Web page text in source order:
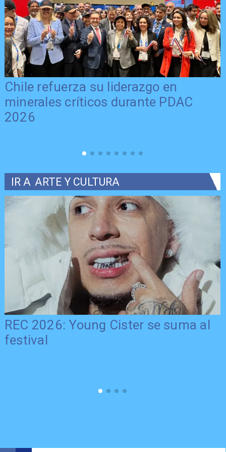
Chile refuerza su liderazgo en
minerales críticos durante PDAC
2026
IR A ARTE Y CULTURA
REC 2026: Young Cister se suma al
festival